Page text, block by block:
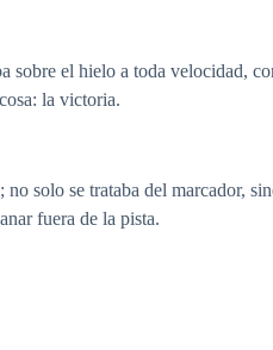
el hielo a toda velocidad,
la victoria.
solo se trataba del marcador,
fuera de la pista.